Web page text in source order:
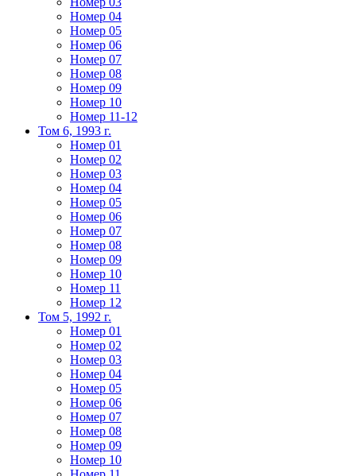
Номер 04
Номер 05
Номер 06
Номер 07
Номер 08
Номер 09
Номер 10
Номер 11-12
Том 6, 1993 г.
Номер 01
Номер 02
Номер 03
Номер 04
Номер 05
Номер 06
Номер 07
Номер 08
Номер 09
Номер 10
Номер 11
Номер 12
Том 5, 1992 г.
Номер 01
Номер 02
Номер 03
Номер 04
Номер 05
Номер 06
Номер 07
Номер 08
Номер 09
Номер 10